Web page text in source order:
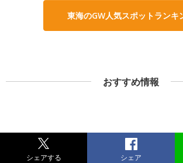
東海のGW人気スポットランキ
おすすめ情報
シェアする シェア